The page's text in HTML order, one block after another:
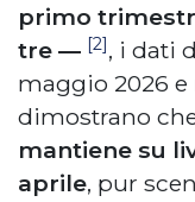
primo
tre — [2], i dati
maggio 2026
dimostrano
mantiene su
aprile, pur